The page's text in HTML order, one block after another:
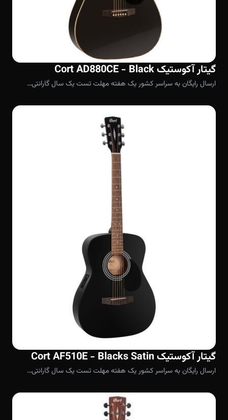
گیتار آکوستیک Cort AD880CE - Black
ارسال رایگان به سراسر کشور یک هفته مهلت تست یک سال گارانتی…
گیتار آکوستیک Cort AF510E - Blacks Satin
ارسال رایگان به سراسر کشور یک هفته مهلت تست یک سال گارانتی…